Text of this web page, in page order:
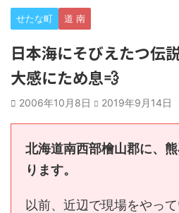
せたな町 道 南
日本海にそびえたつ伝
大感にため息💨
2006年10月8日 2019年9月14日
北海道南西部檜山郡に、
ります。
以前、近辺で現場をやって